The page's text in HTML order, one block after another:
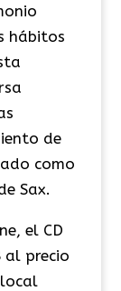
hábitos
de
como
Sax.
el CD
al precio